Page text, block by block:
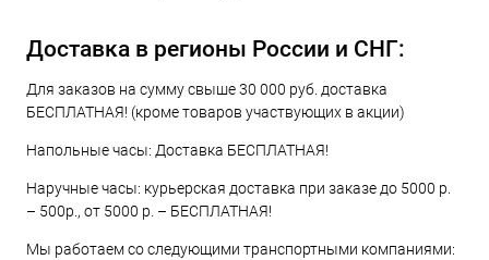
Доставка в регионы России и СНГ:
Для заказов на сумму свыше 30 000 руб. доставка
БЕСПЛАТНАЯ! (кроме товаров участвующих в акции)
Напольные часы: Доставка БЕСПЛАТНАЯ!
Наручные часы: курьерская доставка при заказе до 5000 р.
– 500р., от 5000 р. – БЕСПЛАТНАЯ!
Мы работаем со следующими транспортными компаниями: